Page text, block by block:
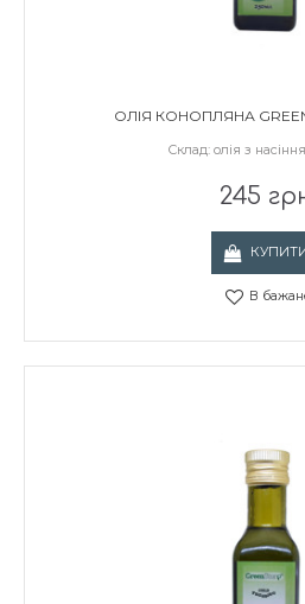
ОЛІЯ КОНОПЛЯНА
Склад: олія з
245
В